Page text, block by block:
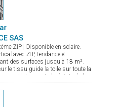
SAS
ZIP | Disponible en solaire.
avec ZIP, tendance et
des surfaces jusqu'à 18 m².
le tissu guide la toile sur toute la
qui lui permet de résister à des
Solidement en place, la toile est
en toute sécurité. Il